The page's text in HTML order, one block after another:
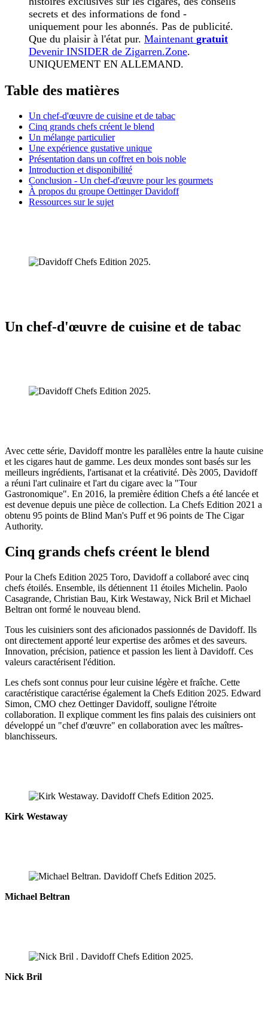
secrets et des informations de fond -
uniquement pour les abonnés. Pas de publicité.
Que du plaisir à l'état pur. Maintenant gratuit
Devenir INSIDER de Zigarren.Zone.
UNIQUEMENT EN ALLEMAND.
Table des matières
Un chef-d'œuvre de cuisine et de tabac
Cinq grands chefs créent le blend
Un mélange particulier
Une expérience gustative unique
Présentation dans un coffret en bois noble
Introduction et disponibilité
Conclusion - Un chef-d'œuvre pour les gourmets
À propos du groupe Oettinger Davidoff
Ressources sur le sujet
Un chef-d'œuvre de cuisine et de tabac
Avec cette série, Davidoff montre les parallèles entre la haute cuisine
et les cigares haut de gamme. Les deux mondes sont basés sur les
meilleurs ingrédients, l'artisanat et la créativité. Dès 2005, Davidoff
a réuni l'art culinaire et l'art du cigare avec la "Tour
Gastronomique". En 2016, la première édition Chefs a été lancée et
est devenue depuis une pièce de collection. La Chefs Edition 2021 a
obtenu 95 points de Blind Man's Puff et 96 points de The Cigar
Authority.
Cinq grands chefs créent le blend
Pour la Chefs Edition 2025 Toro, Davidoff a collaboré avec cinq
chefs étoilés. Ensemble, ils détiennent 11 étoiles Michelin. Paolo
Casagrande, Christian Bau, Kirk Westaway, Nick Bril et Michael
Beltran ont formé le nouveau blend.
Tous les cuisiniers sont des aficionados passionnés de Davidoff. Ils
ont directement apporté leur expertise des arômes et des saveurs.
Innovation, précision, patience et passion les lient à Davidoff. Ces
valeurs caractérisent l'édition.
Les chefs sont connus pour leur cuisine légère et fraîche. Cette
caractéristique caractérise également la Chefs Edition 2025. Edward
Simon, CMO chez Oettinger Davidoff, souligne l'étroite
collaboration. Il explique comment les fins palais des cuisiniers ont
développé un "chef d'œuvre" en collaboration avec les maîtres-
blanchisseurs.
Kirk Westaway
Michael Beltran
Nick Bril